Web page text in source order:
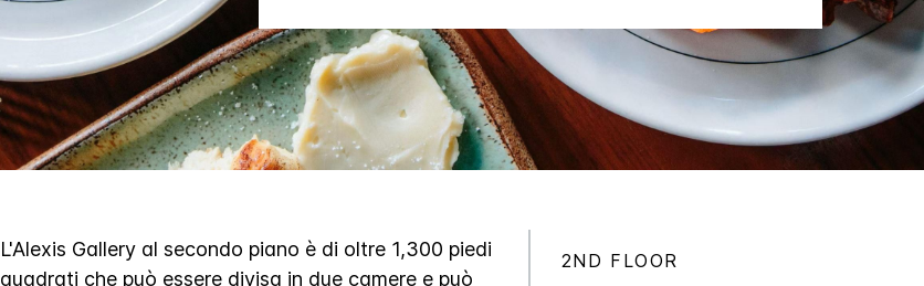
L'Alexis Gallery al secondo piano è di oltre 1,300 piedi
quadrati che può essere divisa in due camere e può
2ND FLOOR